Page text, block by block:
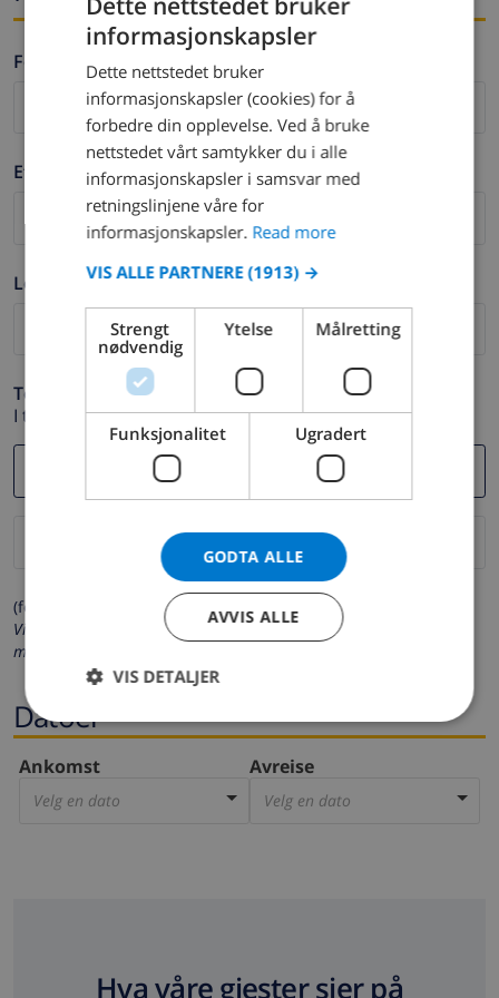
Fornavn *
Etternavn *
Logg ut *
Telefon *
I tilfelle din e-postadresse ikke fungerer.
(felter merket med * må fylles ut)
Vi respekterer ditt personvern. Dine personalia vil aldri bli delt
med andre.
Datoer
Ankomst
Velg en dato
Avreise
Velg en dato
Hva våre gjester sier på
SPANISH
GERMAN
CATALAN
NORWEGIAN
informasjonskapsler
Dette nettstedet bruker
informasjonskapsler (cookies) for å
forbedre din opplevelse. Ved å bruke
nettstedet vårt samtykker du i alle
informasjonskapsler i samsvar med
retningslinjene våre for
informasjonskapsler. Read more
VIS ALLE PARTNERE (1913) →
Strengt
nødvendig
Ytelse Målretting
Funksjonalitet Ugradert
GODTA ALLE
AVVIS ALLE
VIS DETALJER